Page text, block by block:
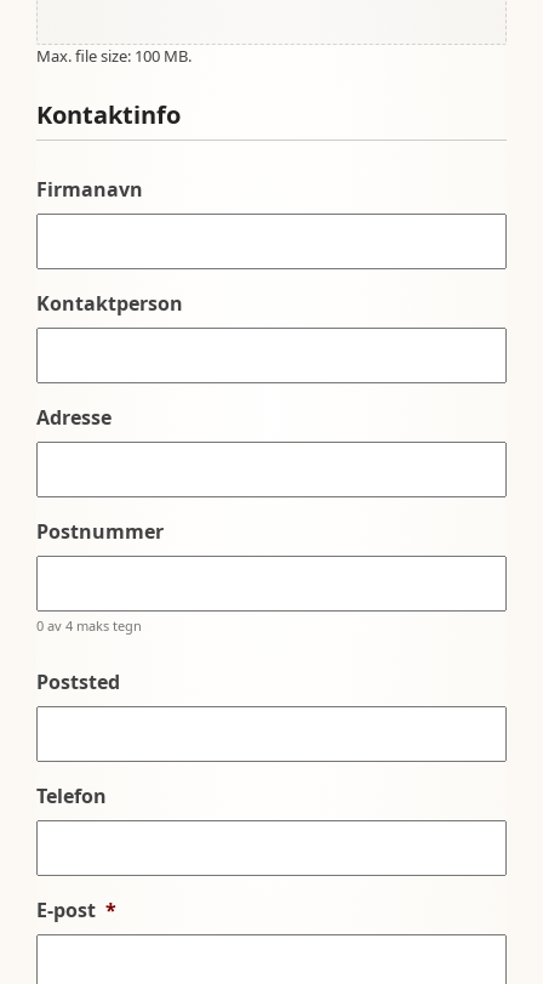
Max. file size: 100 MB.
Kontaktinfo
Firmanavn
Kontaktperson
Adresse
Postnummer
0 av 4 maks tegn
Poststed
Telefon
E-post *